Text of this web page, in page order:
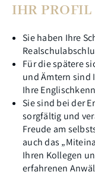
IHR PROFIL
Sie haben Ihre
Für die spätere
und Ämtern sind
Ihre
Sie sind bei der
sorgfältig und
Freude am
auch das
Ihren Kollegen
erfahrenen